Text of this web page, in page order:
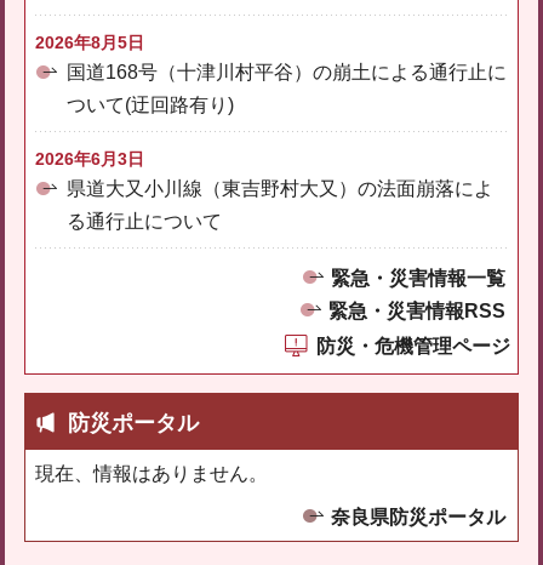
2026年8月5日
国道168号（十津川村平谷）の崩土による通行止に
ついて(迂回路有り)
2026年6月3日
県道大又小川線（東吉野村大又）の法面崩落によ
る通行止について
緊急・災害情報一覧
緊急・災害情報RSS
防災・危機管理ページ
防災ポータル
現在、情報はありません。
奈良県防災ポータル